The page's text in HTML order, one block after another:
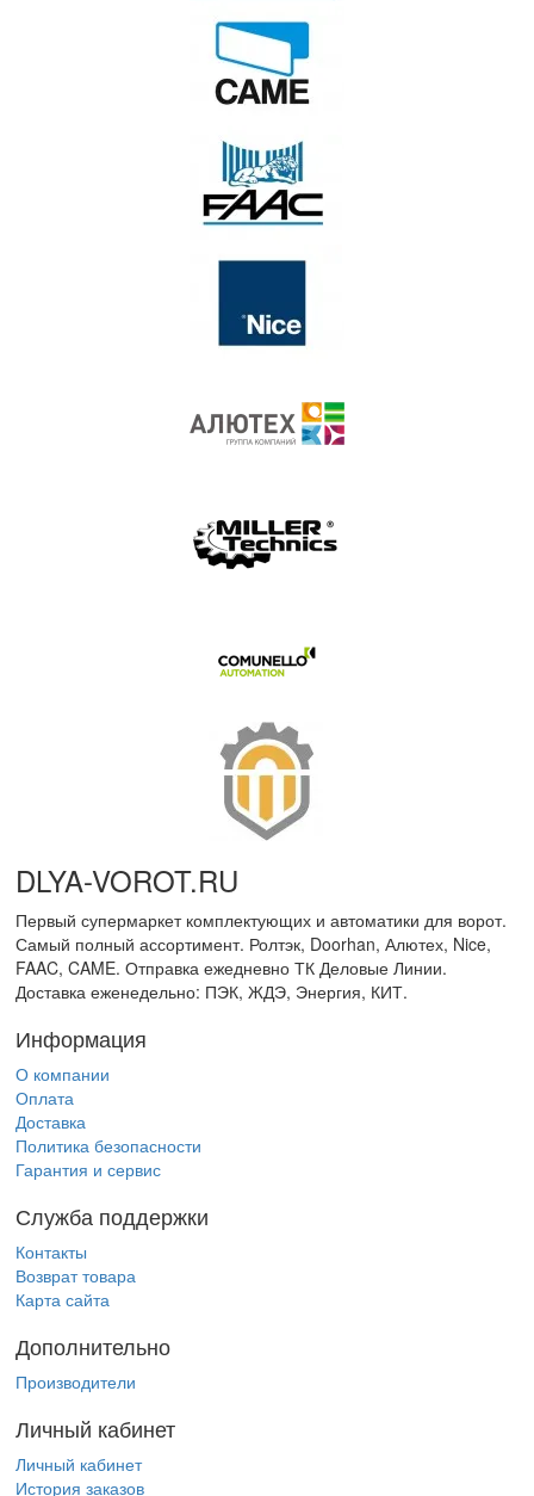
DLYA-VOROT.RU
Первый супермаркет комплектующих и автоматики для ворот.
Самый полный ассортимент. Ролтэк, Doorhan, Алютех, Nice,
FAAC, CAME. Отправка ежедневно ТК Деловые Линии.
Доставка еженедельно: ПЭК, ЖДЭ, Энергия, КИТ.
Информация
О компании
Оплата
Доставка
Политика безопасности
Гарантия и сервис
Служба поддержки
Контакты
Возврат товара
Карта сайта
Дополнительно
Производители
Личный кабинет
Личный кабинет
История заказов